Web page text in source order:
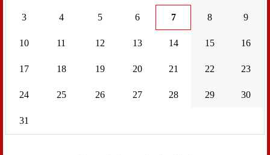
3 4 5 6 7 8 9
10 11 12 13 14 15 16
17 18 19 20 21 22 23
24 25 26 27 28 29 30
31